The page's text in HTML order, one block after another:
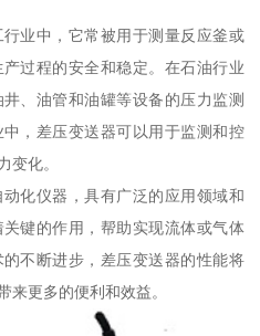
业中，它常被用于测量反应釜或
过程的安全和稳定。在石油行业
、油管和油罐等设备的压力监测
，差压变送器可以用于监测和控
变化。
化仪器，具有广泛的应用领域和
键的作用，帮助实现流体或气体
不断进步，差压变送器的性能将
来更多的便利和效益。